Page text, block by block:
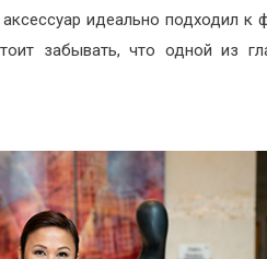
идеально подходил к
забывать, что одной из